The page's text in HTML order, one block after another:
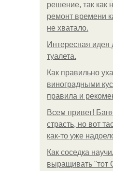
решение, так как
ремонт времени
не хватало.
Интересная идея
туалета.
Как правильно
виноградными
правила и
Всем привет!
страсть, но вот
как-то уже
Как соседка
выращивать